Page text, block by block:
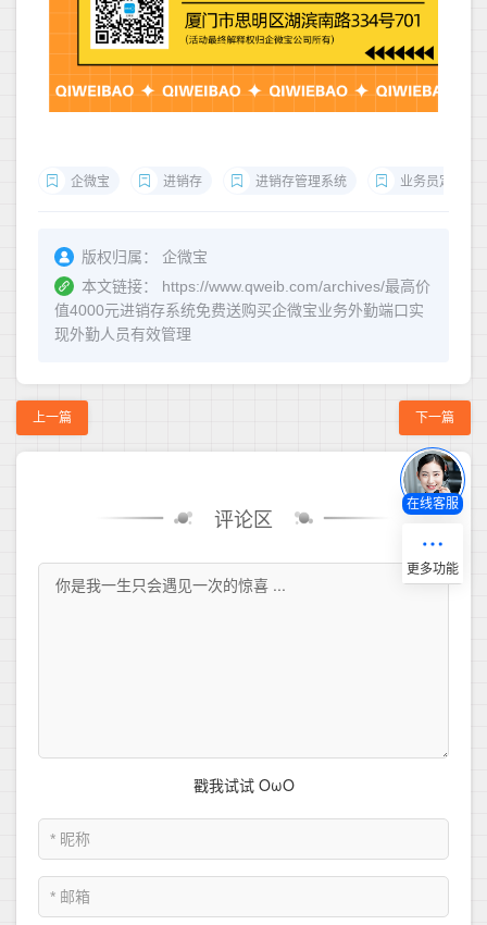
企微宝 进销存 进销存管理系统 业务员定位
版权归属：
企微宝
本文链接：
https://www.qweib.com/archives/最高价
值4000元进销存系统免费送购买企微宝业务外勤端口实
现外勤人员有效管理
上一篇 下一篇
评论区
在线客服